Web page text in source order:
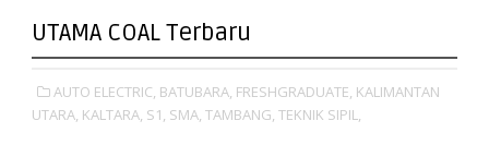
UTAMA COAL Terbaru
AUTO ELECTRIC, BATUBARA, FRESHGRADUATE, KALIMANTAN
UTARA, KALTARA, S1, SMA, TAMBANG, TEKNIK SIPIL,